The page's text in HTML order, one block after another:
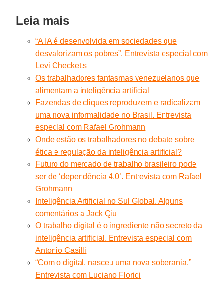
Leia mais
“A IA é desenvolvida em sociedades que
desvalorizam os pobres”. Entrevista especial com
Levi Checketts
Os trabalhadores fantasmas venezuelanos que
alimentam a inteligência artificial
Fazendas de cliques reproduzem e radicalizam
uma nova informalidade no Brasil. Entrevista
especial com Rafael Grohmann
Onde estão os trabalhadores no debate sobre
ética e regulação da inteligência artificial?
Futuro do mercado de trabalho brasileiro pode
ser de ‘dependência 4.0’. Entrevista com Rafael
Grohmann
Inteligência Artificial no Sul Global. Alguns
comentários a Jack Qiu
O trabalho digital é o ingrediente não secreto da
inteligência artificial. Entrevista especial com
Antonio Casilli
“Com o digital, nasceu uma nova soberania.”
Entrevista com Luciano Floridi